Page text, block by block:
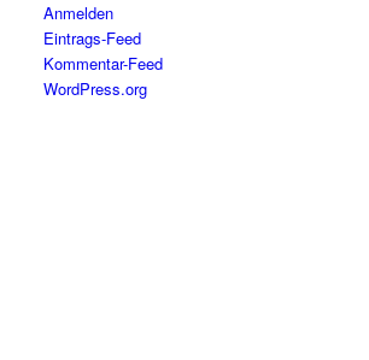
Anmelden
Eintrags-Feed
Kommentar-Feed
WordPress.org